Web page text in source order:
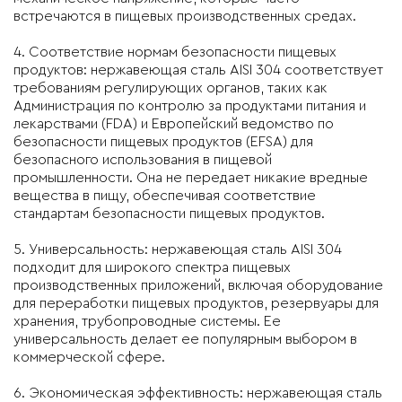
встречаются в пищевых производственных средах.
4. Соответствие нормам безопасности пищевых
продуктов: нержавеющая сталь AISI 304 соответствует
требованиям регулирующих органов, таких как
Администрация по контролю за продуктами питания и
лекарствами (FDA) и Европейский ведомство по
безопасности пищевых продуктов (EFSA) для
безопасного использования в пищевой
промышленности. Она не передает никакие вредные
вещества в пищу, обеспечивая соответствие
стандартам безопасности пищевых продуктов.
5. Универсальность: нержавеющая сталь AISI 304
подходит для широкого спектра пищевых
производственных приложений, включая оборудование
для переработки пищевых продуктов, резервуары для
хранения, трубопроводные системы. Ее
универсальность делает ее популярным выбором в
коммерческой сфере.
6. Экономическая эффективность: нержавеющая сталь